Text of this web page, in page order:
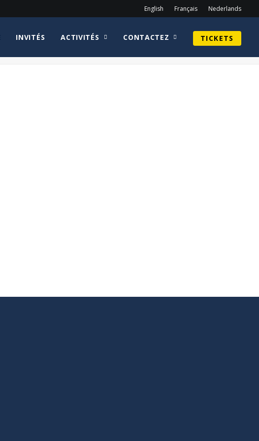
English Français Nederlands
INVITÉS ACTIVITÉS CONTACTEZ TICKETS
Home spring 2024 COMICCON_24-SATURDAY_072 copy-min